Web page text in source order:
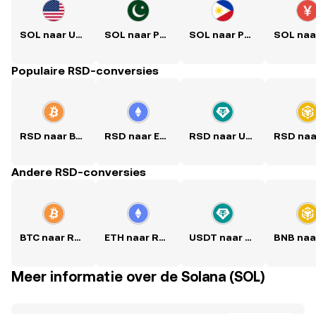
SOL naar USD SOL naar PKR SOL naar PHP
Populaire RSD-conversies
RSD naar BTC RSD naar ETH RSD naar USDT
Andere RSD-conversies
BTC naar RSD ETH naar RSD USDT naar RSD
Meer informatie over de Solana (SOL)